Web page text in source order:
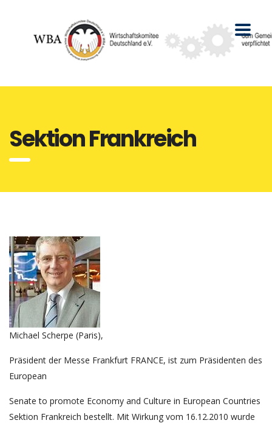
Sektion Frankreich
Michael Scherpe (Paris),
Präsident der Messe Frankfurt FRANCE, ist zum Präsidenten des
European
Senate to promote Economy and Culture in European Countries
Sektion Frankreich bestellt. Mit Wirkung vom 16.12.2010 wurde